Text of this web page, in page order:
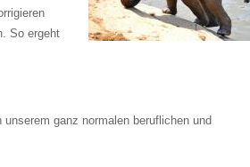
So ergeht
ganz normalen beruflichen und